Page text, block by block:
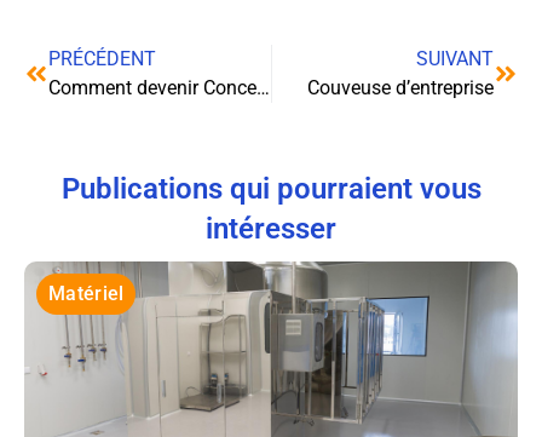
PRÉCÉDENT
Comment devenir Concepteur de jeux vidéo en France ?
SUIVANT
Couveuse d’entreprise
Publications qui pourraient vous
intéresser
Matériel